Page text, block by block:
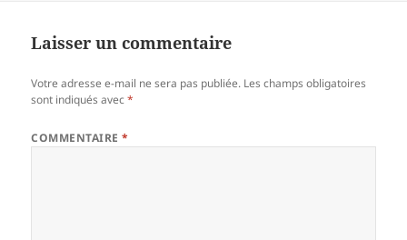
Laisser un commentaire
Votre adresse e-mail ne sera pas publiée. Les champs obligatoires
sont indiqués avec*
COMMENTAIRE*